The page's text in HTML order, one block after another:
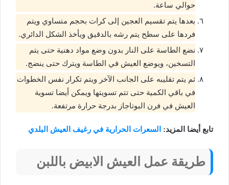
حوالي ساعة.
بعدها يتم تقسيم العجين إلى كرات بحجم متساوي ويتم
فردها على سطح يتم رشه بالدقيق ويأخذ الشكل الدائري.
نضع الطاسة على النار بدون وضع مواد دهنية حتى يتم
التسخين، ويوضع العيش في الطاسة ويترك حتى ينضج.
ثم يتم تقليبه على الجانب الآخر ويتم تكرار نفس الخطوات
في باقي الكمية حتى تتم تسويتها ويمكن أيضا تسوية
العيش في فرن البوتاجاز بدرجة حرارة مرتفعة.
تابع أيضا المزيد: السعرات الحرارية في رغيف العيش البلدي
طريقة عمل العيش الابيض باللبن